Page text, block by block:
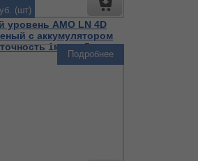
уровень AMO LN 4D
с аккумулятором
1мм на 5м
(шт)
Подробнее